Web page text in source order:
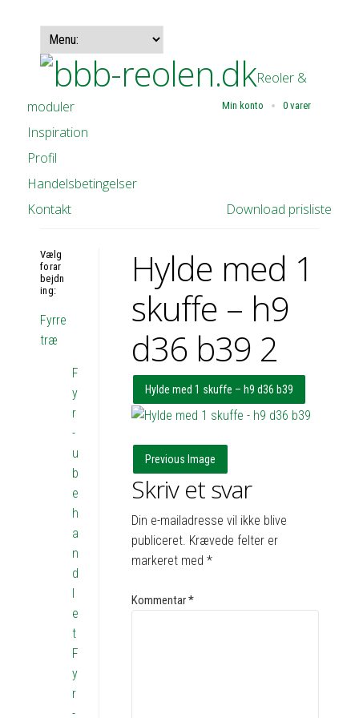
Min konto 0 varer
Reoler &
moduler
Inspiration
Profil
Handelsbetingelser
Download prisliste
Kontakt
Hylde med 1
skuffe – h9
d36 b39 2
Hylde med 1 skuffe – h9 d36 b39
Previous Image
Skriv et svar
Din e-mailadresse vil ikke blive
publiceret. Krævede felter er
markeret med*
Kommentar*
Vælg
forar
bejdn
ing:
Fyrre
træ
F
y
r
-
u
b
e
h
a
n
d
l
e
t
F
y
r
-